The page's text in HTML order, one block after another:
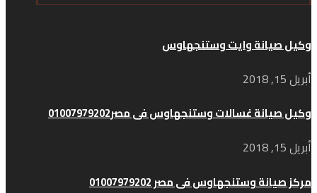
وكيل صيانة وايت وستنجهاوس
أبريل 15, 2018
وكيل صيانة غسالات وستنجهاوس فى مصر01007979202
أبريل 15, 2018
مركز صيانة وستنجهاوس فى مصر 01007979202